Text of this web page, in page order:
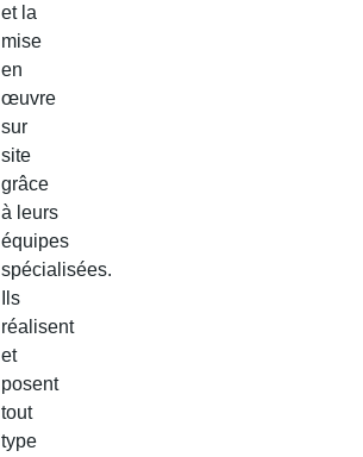
et la
mise
en
œuvre
sur
site
grâce
à leurs
équipes
spécialisées.
Ils
réalisent
et
posent
tout
type